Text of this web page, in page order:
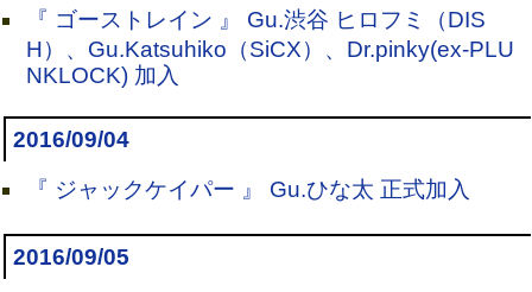
『 ゴーストレイン 』 Gu.渋谷 ヒロフミ（DIS
H）、Gu.Katsuhiko（SiCX）、Dr.pinky(ex-PLU
NKLOCK) 加入
2016/09/04
『 ジャックケイパー 』 Gu.ひな太 正式加入
2016/09/05